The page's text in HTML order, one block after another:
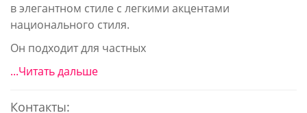
в элегантном стиле с легкими акцентами
национального стиля.
Он подходит для частных
...Читать дальше
Контакты: